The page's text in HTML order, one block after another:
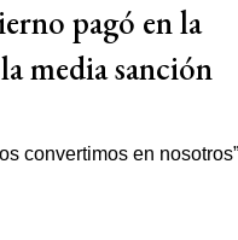
pagó en la
media sanción